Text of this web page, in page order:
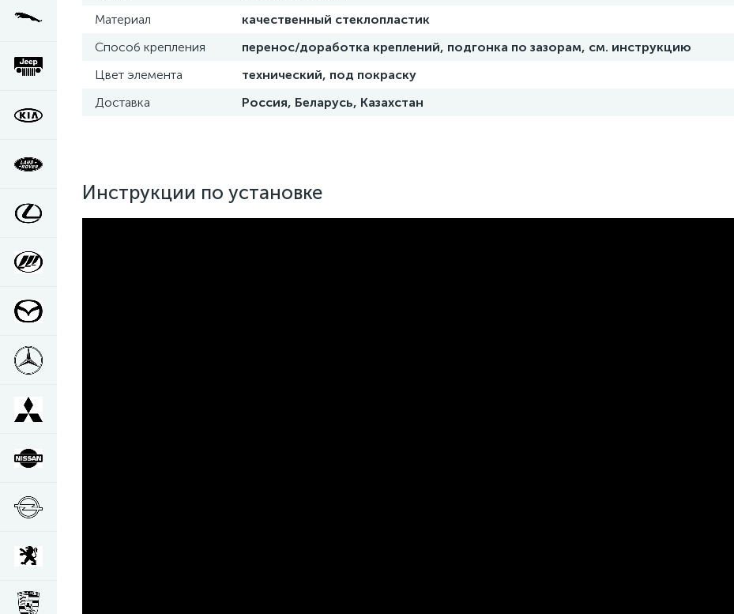
Материал
качественный стеклопластик
Способ крепления
перенос/доработка креплений, подгонка по зазорам, см. инструкцию
Цвет элемента
технический, под покраску
Доставка
Россия, Беларусь, Казахстан
Инструкции по установке